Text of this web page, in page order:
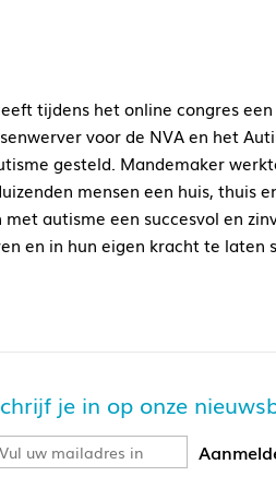
tijdens het online congres
voor de NVA en het
gesteld. Mandemaker
mensen een huis, thuis
met autisme een succesvol en
en in hun eigen kracht te laten
je in op onze